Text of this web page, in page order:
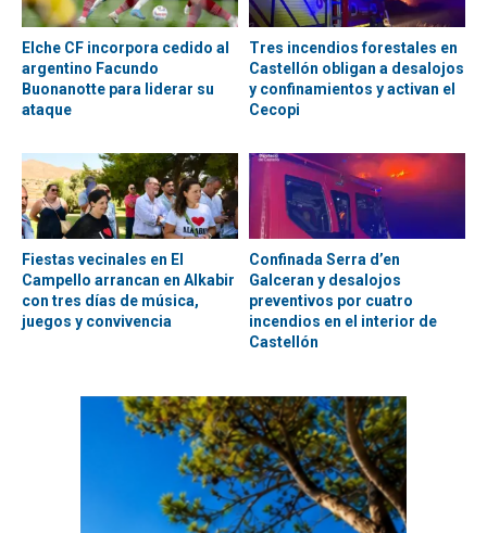
Elche CF incorpora cedido al
argentino Facundo
Buonanotte para liderar su
ataque
Tres incendios forestales en
Castellón obligan a desalojos
y confinamientos y activan el
Cecopi
Fiestas vecinales en El
Campello arrancan en Alkabir
con tres días de música,
juegos y convivencia
Confinada Serra d’en
Galceran y desalojos
preventivos por cuatro
incendios en el interior de
Castellón